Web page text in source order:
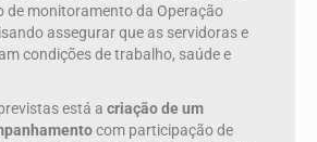
de monitoramento da Operação
assegurar que as servidoras e
condições de trabalho, saúde e
está a criação de um
com participação de